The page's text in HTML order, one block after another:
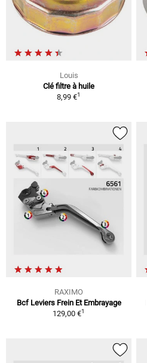
Louis
Clé filtre à huile
8,99 €1
RAXIMO
Bcf Leviers Frein Et Embrayage
129,00 €1